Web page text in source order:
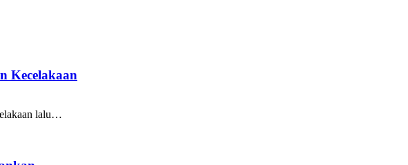
Kecelakaan
lalu…